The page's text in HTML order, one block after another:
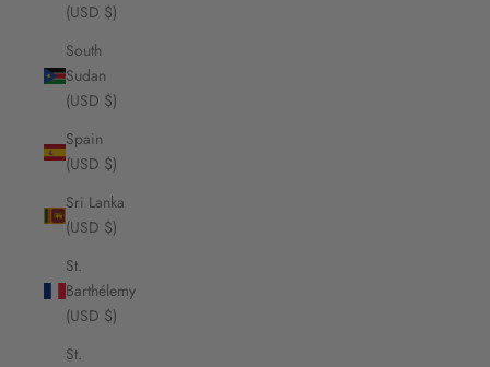
(USD $)
South
Sudan
(USD $)
Spain
(USD $)
Sri Lanka
(USD $)
St.
Barthélemy
(USD $)
St.